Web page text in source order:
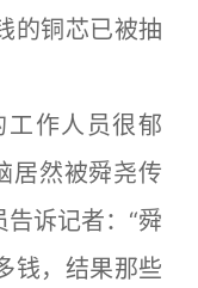
的铜芯已被抽
作人员很郁
居然被舜尧传
诉记者：“舜
钱，结果那些